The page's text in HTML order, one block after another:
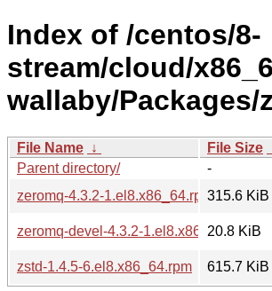
Index of /centos/8-
stream/cloud/
wallaby/Packages/
File Name ↓ File Size
Parent directory/
-
zeromq-4.3.2-1.el8.x86_64.rpm315.6 KiB
zeromq-devel-4.3.2-1.el8.x86_64.rpm
20.8 KiB
zstd-1.4.5-6.el8.x86_64.rpm
615.7 KiB